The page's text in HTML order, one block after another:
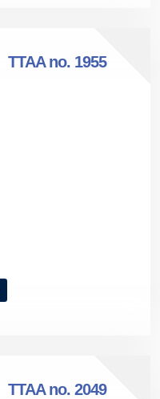
TTAA no. 1955
TTAA no. 2049